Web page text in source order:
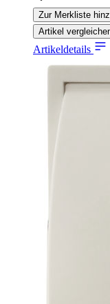
Zur Merkliste
Artikel
Artikeldetails